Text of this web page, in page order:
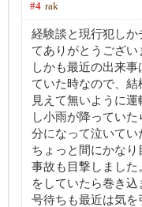
#4 rak
経験談と現行犯し
てありがとうござい
しかも最近の出来
ていた時なので、
見えて無いように
し小雨が降ってい
分になって泣いてい
ちょっと間にかな
事故も目撃しました
をしていたら巻き
号待ちも最近は気を